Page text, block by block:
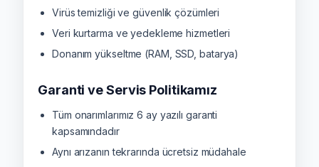
Virüs temizliği ve güvenlik çözümleri
Veri kurtarma ve yedekleme hizmetleri
Donanım yükseltme (RAM, SSD, batarya)
Garanti ve Servis Politikamız
Tüm onarımlarımız 6 ay yazılı garanti
kapsamındadır
Aynı arızanın tekrarında ücretsiz müdahale